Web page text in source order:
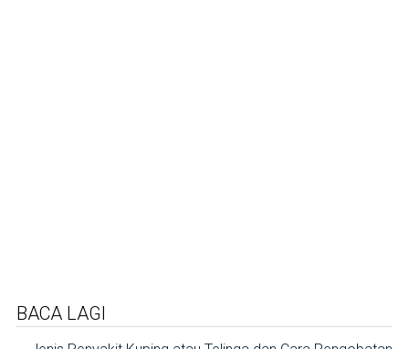
BACA LAGI